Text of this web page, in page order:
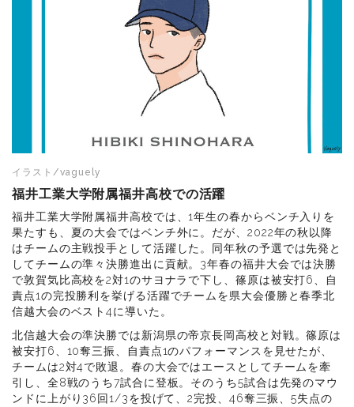
イラスト/vaguely
福井工業大学附属福井高校での活躍
福井工業大学附属福井高校では、1年生の春からベンチ入りを
果たすも、夏の大会ではベンチ外に。だが、2022年の秋以降
はチームの主戦投手として活躍した。同年秋の予選では先発と
してチームの準々決勝進出に貢献。3年春の福井大会では決勝
で敦賀気比高校を2対1のサヨナラで下し、篠原は被安打6、自
責点1の完投勝利を挙げる活躍でチームを県大会優勝と春季北
信越大会のベスト4に導いた。
北信越大会の準決勝では新潟県の帝京長岡高校と対戦。篠原は
被安打6、10奪三振、自責点1のパフォーマンスを見せたが、
チームは2対4で敗退。春の大会ではエースとしてチームを牽
引し、全8戦のうち7試合に登板。そのうち5試合は先発のマウ
ンドに上がり36回1/3を投げて、2完投、46奪三振、5失点の